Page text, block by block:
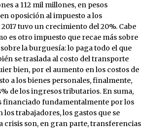
a 112 mil millones, en pesos
oposición al impuesto a los
tuvo un crecimiento del 20%. Cabe
es otro impuesto que recae más sobre
la burguesía: lo paga todo el que
se traslada al costo del transporte
bien, por el aumento en los costos de
a los bienes personales, finalmente,
de los ingresos tributarios. En suma,
financiado fundamentalmente por los
los trabajadores, los gastos que se
crisis son, en gran parte, transferencias